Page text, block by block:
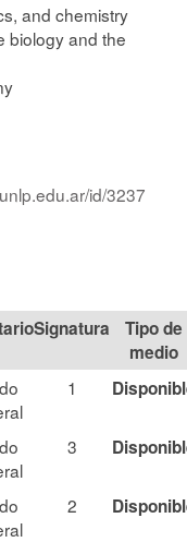
and chemistry
biology and the
id/3237
Signatura
Tipo de
medio
1
3
2